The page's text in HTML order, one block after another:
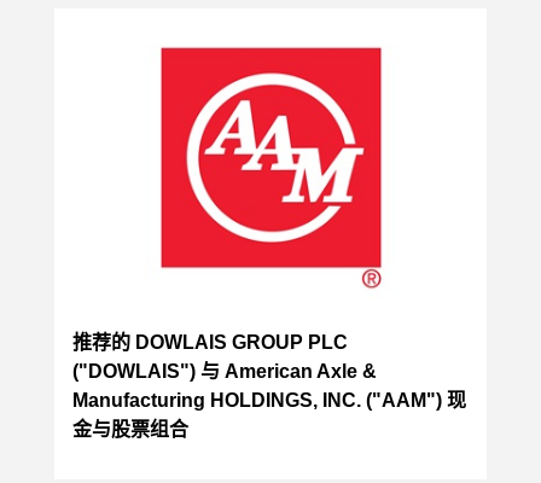
推荐的 DOWLAIS GROUP PLC
("DOWLAIS") 与 American Axle &
Manufacturing HOLDINGS, INC. ("AAM") 现
金与股票组合